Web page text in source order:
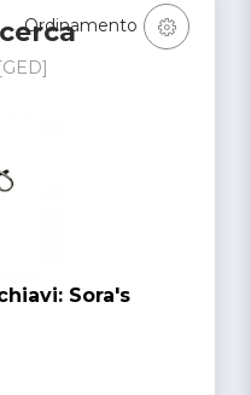
[GED]
Ordinamento
Sora's